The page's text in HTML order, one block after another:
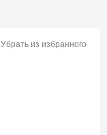
Убрать из избранного